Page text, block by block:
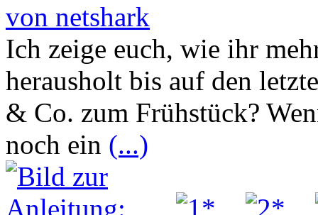
von netshark
Ich zeige euch, wie ihr
herausholt bis auf den
& Co. zum Frühstück?
noch ein (...)